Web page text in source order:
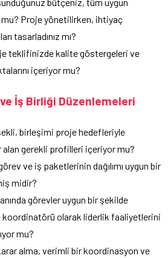
mu? Proje yönetilirken, ihtiyaç
tasarladınız mı?
teklifinizde kalite göstergeleri ve
içeriyor mu?
İş Birliği Düzenlemeleri
birleşimi proje hedefleriyle
alan gerekli profilleri içeriyor mu?
ve iş paketlerinin dağılımı uygun bir
midir?
görevler uygun bir şekilde
koordinatörü olarak liderlik faaliyetlerini
mu?
alma, verimli bir koordinasyon ve